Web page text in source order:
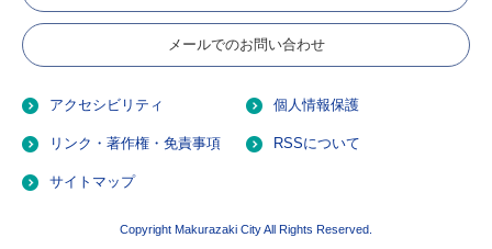
メールでのお問い合わせ
アクセシビリティ 個人情報保護
リンク・著作権・免責事項 RSSについて
サイトマップ
Copyright Makurazaki City All Rights Reserved.